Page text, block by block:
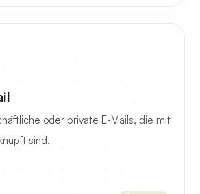
oder private E-Mails, die mit
sind.